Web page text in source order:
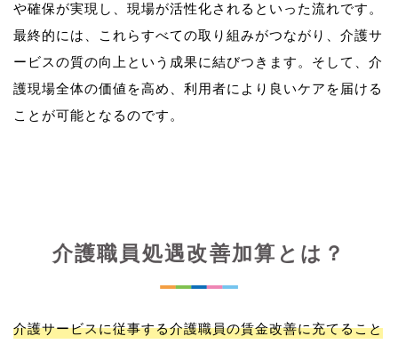
や確保が実現し、現場が活性化されるといった流れです。
最終的には、これらすべての取り組みがつながり、介護サ
ービスの質の向上という成果に結びつきます。そして、介
護現場全体の価値を高め、利用者により良いケアを届ける
介護職員処遇改善加算とは？
介護サービスに従事する介護職員の賃金改善に充てること